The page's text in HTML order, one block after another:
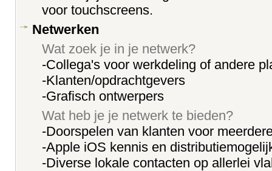
voor touchscreens.
Netwerken
Wat zoek je in je netwerk?
-Collega's voor werkdeling of andere
-Klanten/opdrachtgevers
-Grafisch ontwerpers
Wat heb je je netwerk te bieden?
-Doorspelen van klanten voor
-Apple iOS kennis en
-Diverse lokale contacten op allerlei